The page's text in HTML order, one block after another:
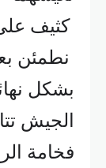
كثيف
نطمئن
بشكل
الجيش
فخامة